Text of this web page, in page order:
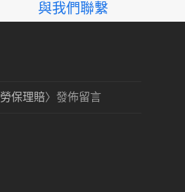
post:與我們聯繫
勞保理賠〉發佈留言